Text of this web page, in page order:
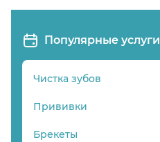
Популярные услуги
Чистка зубов
Прививки
Брекеты